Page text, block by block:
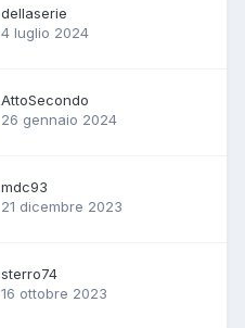
dellaserie
4 luglio 2024
AttoSecondo
26 gennaio 2024
mdc93
21 dicembre 2023
sterro74
16 ottobre 2023